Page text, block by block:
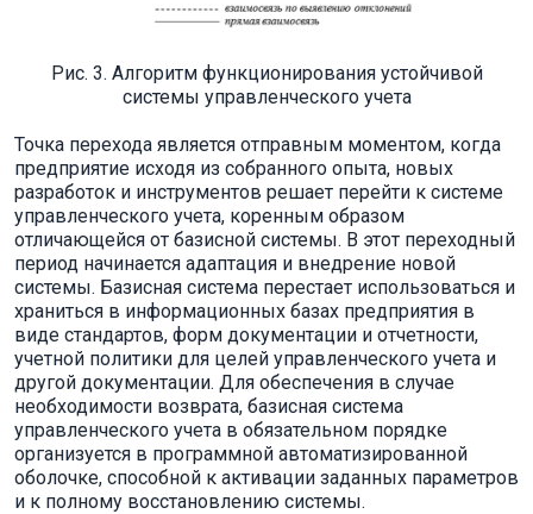
Рис. 3. Алгоритм функционирования устойчивой
системы управленческого учета
Точка перехода является отправным моментом, когда
предприятие исходя из собранного опыта, новых
разработок и инструментов решает перейти к системе
управленческого учета, коренным образом
отличающейся от базисной системы. В этот переходный
период начинается адаптация и внедрение новой
системы. Базисная система перестает использоваться и
храниться в информационных базах предприятия в
виде стандартов, форм документации и отчетности,
учетной политики для целей управленческого учета и
другой документации. Для обеспечения в случае
необходимости возврата, базисная система
управленческого учета в обязательном порядке
организуется в программной автоматизированной
оболочке, способной к активации заданных параметров
и к полному восстановлению системы.